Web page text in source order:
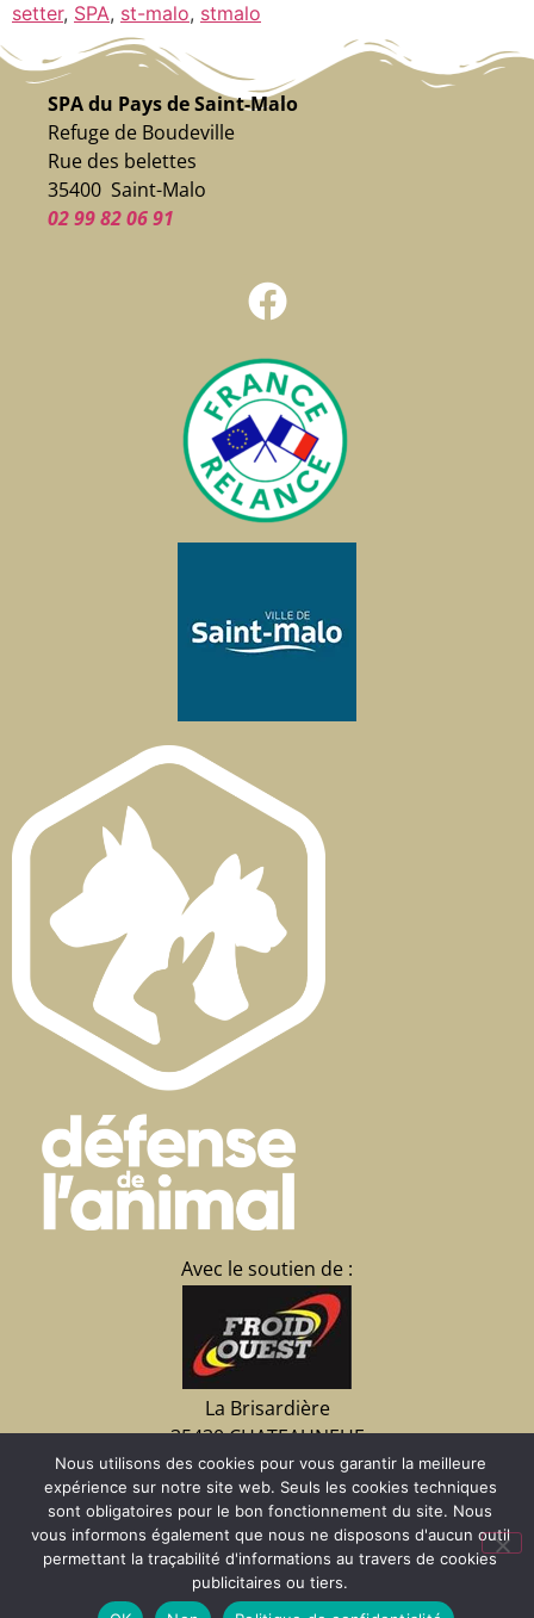
setter, SPA, st-malo, stmalo
SPA du Pays de Saint-Malo
Refuge de Boudeville
Rue des belettes
35400 Saint-Malo
02 99 82 06 91
Avec le soutien de :
La Brisardière
35430 CHATEAUNEUF
d’Ille et Vilaine
02 23 15 07 09
Faire un don
Nous utilisons des cookies pour vous garantir la meilleure
expérience sur notre site web. Seuls les cookies techniques
sont obligatoires pour le bon fonctionnement du site. Nous
vous informons également que nous ne disposons d'aucun outil
permettant la traçabilité d'informations au travers de cookies
publicitaires ou tiers.